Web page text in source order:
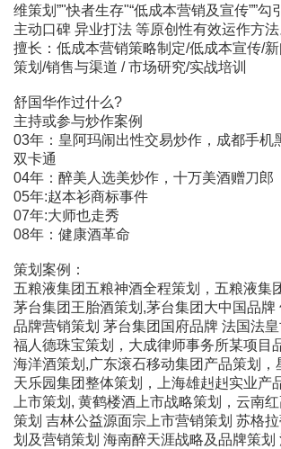
维策划”"快者生存"“低成本营销及宣传””勾
主动口碑 异业打法 等原创性有效运作方法
擅长：低成本营销策略制定/低成本宣传/
策划/销售与渠道 / 市场研究/实战培训
舒国华作过什么?
主持或参与炒作案例
03年：皇阿玛闹出性交易炒作，成都手机
双卡通
04年：醉美人选美炒作，十万美酒赠刀郎
05年:赵本衫商标事件
07年:大师也走秀
08年：健康酒革命
策划案例：
五粮液集团五粮神酒全程策划，五粮液集
茅台集团王胎酒策划,茅台集团大中国品牌
品牌营销策划 茅台集团国府品牌 法国法
福人德珠宝策划，大成律师事务所某项目
海洋酒策划,广东滚石移动集团产品策划，
天乐园集团整体策划，上海雄赳赳实业产
上市策划, 黄鹤楼酒上市战略策划，云南
策划 吉林公益源面宗上市营销策划 苏格
划及营销策划 海南醉天涯战略及品牌策划